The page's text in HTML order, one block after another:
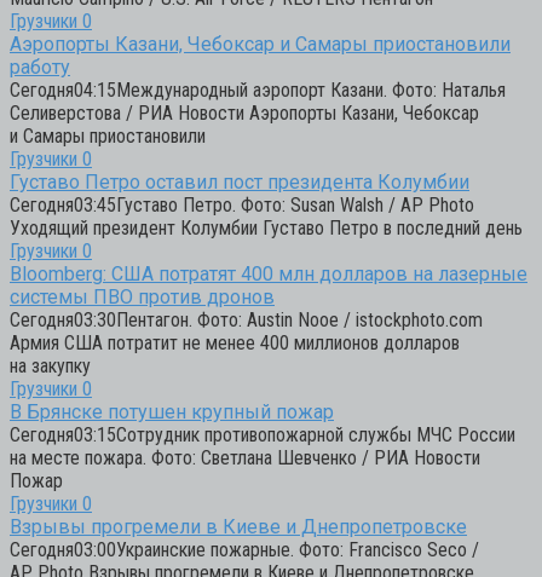
Грузчики 0
Аэропорты Казани, Чебоксар и Самары приостановили
работу
Сегодня04:15Международный аэропорт Казани. Фото: Наталья
Селиверстова / РИА Новости Аэропорты Казани, Чебоксар
и Самары приостановили
Грузчики 0
Густаво Петро оставил пост президента Колумбии
Сегодня03:45Густаво Петро. Фото: Susan Walsh / AP Photo
Уходящий президент Колумбии Густаво Петро в последний день
Грузчики 0
Bloomberg: США потратят 400 млн долларов на лазерные
системы ПВО против дронов
Сегодня03:30Пентагон. Фото: Austin Nooe / istockphoto.com
Армия США потратит не менее 400 миллионов долларов
на закупку
Грузчики 0
В Брянске потушен крупный пожар
Сегодня03:15Сотрудник противопожарной службы МЧС России
на месте пожара. Фото: Светлана Шевченко / РИА Новости
Пожар
Грузчики 0
Взрывы прогремели в Киеве и Днепропетровске
Сегодня03:00Украинские пожарные. Фото: Francisco Seco /